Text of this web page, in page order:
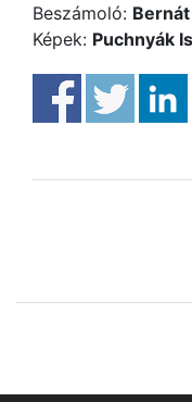
Beszámoló:
Képek: Puchnyák